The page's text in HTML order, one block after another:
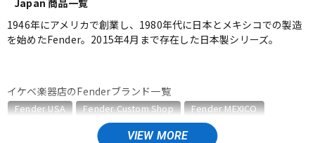
エレキギター アコギ/エレアコ
ベース
Japan 商品一覧
1946年にアメリカで創業し、1980年代に日本とメキシコでの製造
を始めたFender。2015年4月まで存在した日本製シリーズ。
イケベ楽器店のFenderブランド一覧
Fender USA Fender Custom Shop
Fender MEXICO
Fender Made in Japan
Fender Standard Series